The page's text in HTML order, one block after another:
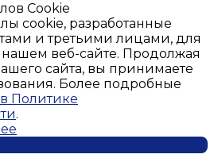
Cookie
cookie, разработанные
и третьими лицами, для
веб-сайте. Продолжая
сайта, вы принимаете
Более подробные
в Политике
.